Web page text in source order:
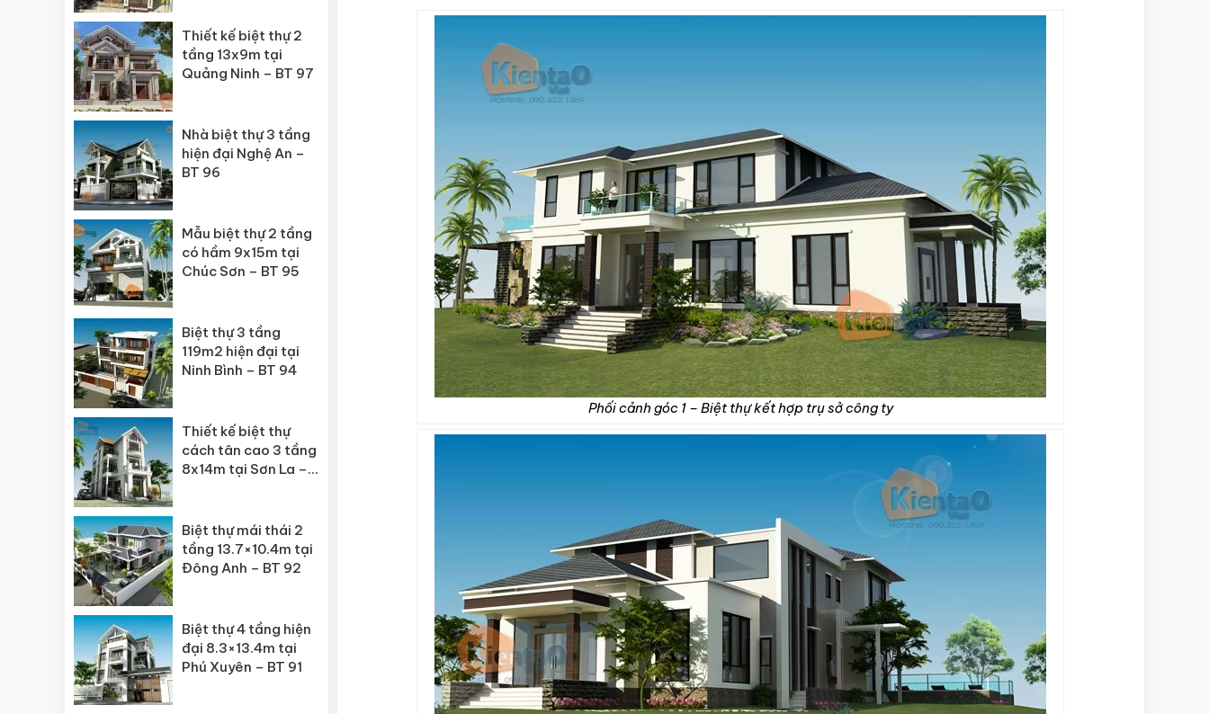
Phối cảnh góc 1 – Biệt thự kết hợp trụ sở công ty
Thiết kế biệt thự 2
tầng 13x9m tại
Quảng Ninh – BT 97
Nhà biệt thự 3 tầng
hiện đại Nghệ An –
BT 96
Mẫu biệt thự 2 tầng
có hầm 9x15m tại
Chúc Sơn – BT 95
Biệt thự 3 tầng
119m2 hiện đại tại
Ninh Bình – BT 94
Thiết kế biệt thự
cách tân cao 3 tầng
8x14m tại Sơn La –
Biệt thự mái thái 2
tầng 13.7×10.4m tại
Đông Anh – BT 92
Biệt thự 4 tầng hiện
đại 8.3×13.4m tại
Phú Xuyên – BT 91